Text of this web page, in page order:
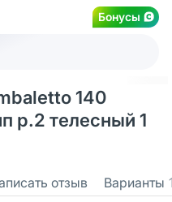
Бонусы
140
р.2 телесный 1
отзыв Варианты